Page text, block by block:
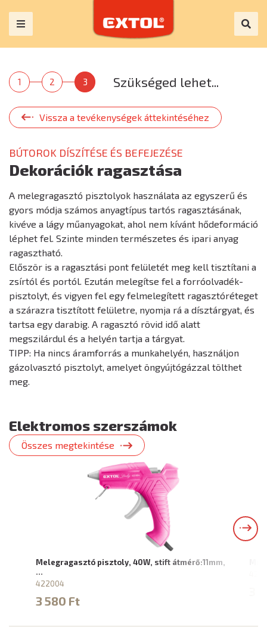
1 2 3 Szükséged lehet...
Vissza a tevékenységek áttekintéséhez
BÚTOROK DÍSZÍTÉSE ÉS BEFEJEZÉSE
Dekorációk ragasztása
A melegragasztó pisztolyok használata az egyszerű és
gyors módja számos anyagtípus tartós ragasztásának,
kivéve a lágy műanyagokat, ahol nem kívánt hődeformáció
léphet fel. Szinte minden természetes és ipari anyag
ragasztható.
Először is a ragasztási pont felületét meg kell tisztítani a
zsírtól és portól. Ezután melegítse fel a forróolvadék-
pisztolyt, és vigyen fel egy felmelegített ragasztóréteget
a szárazra tisztított felületre, nyomja rá a dísztárgyat, és
tartsa egy darabig. A ragasztó rövid idő alatt
megszilárdul és a helyén tartja a tárgyat.
TIPP: Ha nincs áramforrás a munkahelyén, használjon
gázolvasztó pisztolyt, amelyet öngyújtógázzal tölthet
meg.
Elektromos szerszámok
Összes megtekintése
Melegragasztó pisztoly, 40W, stift átmérő:11mm,
…
422004
3 580 Ft